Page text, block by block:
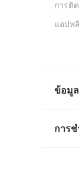
การติ
แอปพ
ข้อมู
การช